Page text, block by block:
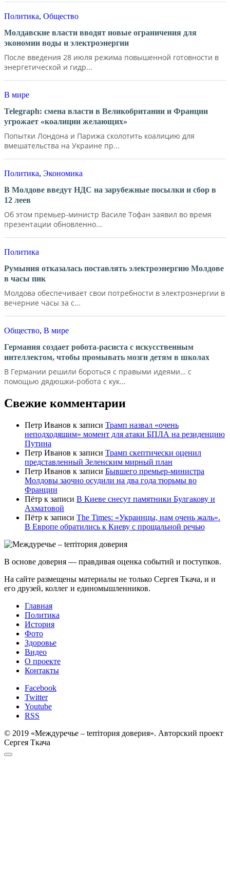
Политика, Общество
Молдавские власти вводят новые ограничения для
экономии воды и электроэнергии
После введения 28 июля режима повышенной готовности в
энергетической и гидр...
В мире
Telegraph: смена власти в Великобритании и Франции
угрожает «коалиции желающих»
Попытки Лондона и Парижа сколотить коалицию для
вмешательства на Украине пр...
Политика, Экономика
В Молдове введут НДС на зарубежные посылки и сбор в
12 леев
Об этом премьер-министр Василе Тофан заявил во время
презентации обновленно...
Политика
Румыния отказалась поставлять электроэнергию Молдове
в часы пик
Молдова обеспечивает свои потребности в электроэнергии в
вечерние часы за с...
Общество, В мире
Германия создает робота-расиста с искусственным
интеллектом, чтобы промывать мозги детям в школах
В Германии решили бороться с правыми идеями… с
помощью дядюшки-робота с кук...
Свежие комментарии
Петр Иванов к записи Трамп назвал «очень
неподходящим» момент для атаки БПЛА на резиденцию
Путина
Петр Иванов к записи Трамп скептически оценил
представленный Зеленским мирный план
Петр Иванов к записи Бывшего премьер-министра
Молдовы заочно осудили на два года тюрьмы во
Франции
Пётр к записи В Киеве снесут памятники Булгакову и
Ахматовой
Пётр к записи Тhe Times: «Украинцы, нам очень жаль».
В Европе обратились к Киеву с прощальной речью
В основе доверия — правдивая оценка событий и поступков.
На сайте размещены материалы не только Сергея Ткача, и и
его друзей, коллег и единомышленников.
Главная
Политика
История
Фото
Здоровье
Видео
О проекте
Контакты
Facebook
Twitter
Youtube
RSS
© 2019 «Междуречье – terriтория доверия». Авторский проект
Сергея Ткача
Прокрутка